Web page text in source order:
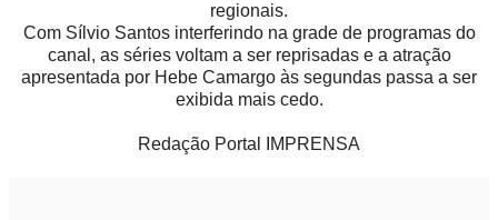
regionais.
Com Sílvio Santos interferindo na grade de programas do
canal, as séries voltam a ser reprisadas e a atração
apresentada por Hebe Camargo às segundas passa a ser
exibida mais cedo.
Redação Portal IMPRENSA